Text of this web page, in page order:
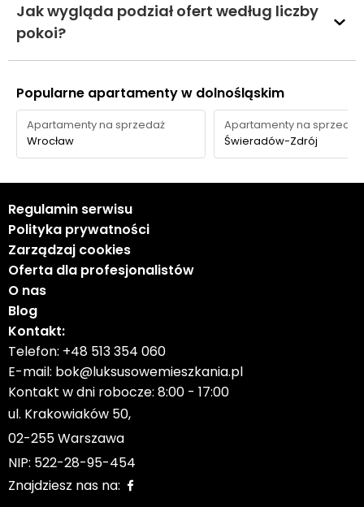
Jak wygląda podział ofert według liczby
pokoi?
Popularne apartamenty w dolnośląskim
Apartamenty na sprzedaż
Wrocław
Apartamenty na sprzedaż
Świeradów-Zdrój
Regulamin serwisu
Polityka prywatności
Zarządzaj cookies
Oferta dla profesjonalistów
O nas
Blog
Kontakt:
Telefon: +48 513 354 060
E-mail: bok@luksusowemieszkania.pl
Kontakt w dni robocze: 8:00 - 17:00
ul. Krakowiaków 50,
02-255 Warszawa
NIP: 522-28-95-454
Znajdziesz nas na: